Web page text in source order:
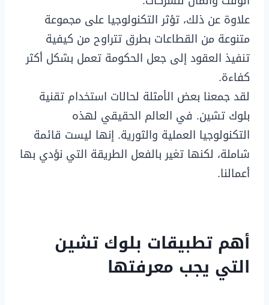
علاوة عن ذلك، تؤثر التكنولوجيا على مجموعة
متنوعة من القطاعات بطرق تتراوح من كيفية
تنفيذ العقود إلى جعل الحكومة تعمل بشكل أكثر
كفاءة.
لقد جمعنا بعض الأمثلة لحالات استخدام تقنية
بلوك تشين. في العالم الحقيقي لهذه
التكنولوجيا العملية والثورية. إنها ليست قائمة
شاملة، لكنها تغير بالفعل الطريقة التي نؤدي بها
أعمالنا.
أهم تطبيقات بلوك تشين
التي يجب معرفتها